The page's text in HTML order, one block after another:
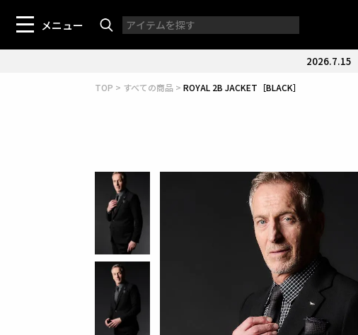
メニュー
2026.7.15
TOP すべての商品 ROYAL 2B JACKET［BLACK］